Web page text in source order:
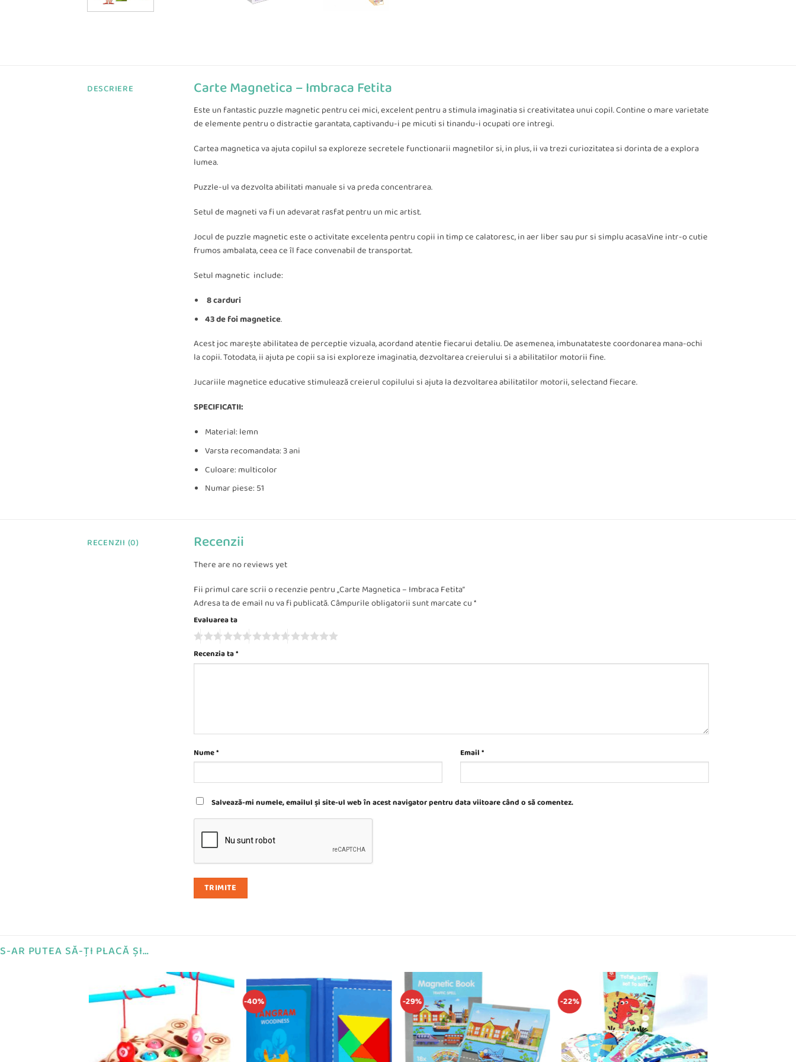
DESCRIERE Carte Magnetica – Imbraca Fetita
Este un fantastic puzzle magnetic pentru cei mici, excelent pentru a stimula imaginatia si creativitatea unui copil. Contine o mare varietate
de elemente pentru o distractie garantata, captivandu-i pe micuti si tinandu-i ocupati ore intregi.
Cartea magnetica va ajuta copilul sa exploreze secretele functionarii magnetilor si, in plus, ii va trezi curiozitatea si dorinta de a explora
lumea.
Puzzle-ul va dezvolta abilitati manuale si va preda concentrarea.
Setul de magneti va fi un adevarat rasfat pentru un mic artist.
Jocul de puzzle magnetic este o activitate excelenta pentru copii in timp ce calatoresc, in aer liber sau pur si simplu acasa.Vine intr-o cutie
frumos ambalata, ceea ce îl face convenabil de transportat.
Setul magnetic include:
8 carduri
43 de foi magnetice.
Acest joc marește abilitatea de perceptie vizuala, acordand atentie fiecarui detaliu. De asemenea, imbunatateste coordonarea mana-ochi
la copii. Totodata, ii ajuta pe copii sa isi exploreze imaginatia, dezvoltarea creierului si a abilitatilor motorii fine.
Jucariile magnetice educative stimulează creierul copilului si ajuta la dezvoltarea abilitatilor motorii, selectand fiecare.
SPECIFICATII:
Material: lemn
Varsta recomandata: 3 ani
Culoare: multicolor
Numar piese: 51
RECENZII (0) Recenzii
There are no reviews yet
Fii primul care scrii o recenzie pentru „Carte Magnetica – Imbraca Fetita”
Adresa ta de email nu va fi publicată.Câmpurile obligatorii sunt marcate cu*
Evaluarea ta
Recenzia ta*
Nume* Email *
Salvează-mi numele, emailul și site-ul web în acest navigator pentru data viitoare când o să comentez.
S-AR PUTEA SĂ-ȚI PLACĂ ȘI…
-40% -29% -22%